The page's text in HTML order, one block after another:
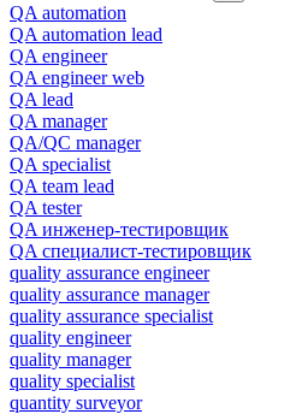
QA automation
QA automation lead
QA engineer
QA engineer web
QA lead
QA manager
QA/QC manager
QA specialist
QA team lead
QA tester
QA инженер-тестировщик
QA специалист-тестировщик
quality assurance engineer
quality assurance manager
quality assurance specialist
quality engineer
quality manager
quality specialist
quantity surveyor